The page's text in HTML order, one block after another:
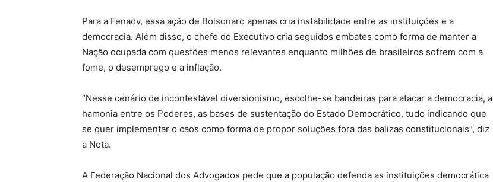
Para a Fenadv, essa ação de Bolsonaro apenas cria instabilidade entre as instituições e a
democracia. Além disso, o chefe do Executivo cria seguidos embates como forma de manter a
Nação ocupada com questões menos relevantes enquanto milhões de brasileiros sofrem com a
fome, o desemprego e a inflação.
“Nesse cenário de incontestável diversionismo, escolhe-se bandeiras para atacar a democracia, a
hamonia entre os Poderes, as bases de sustentação do Estado Democrático, tudo indicando que
se quer implementar o caos como forma de propor soluções fora das balizas constitucionais”, diz
a Nota.
A Federação Nacional dos Advogados pede que a população defenda as instituições democrática